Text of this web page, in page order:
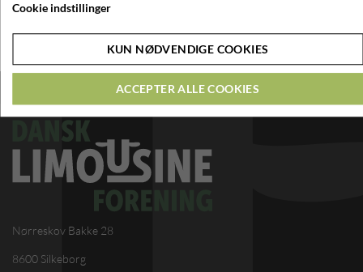
på vores hjemmeside under WEBSHOP
Nørreskov Bakke 28
8600 Silkeborg
Cookie indstillinger
KUN NØDVENDIGE COOKIES
ACCEPTER ALLE COOKIES